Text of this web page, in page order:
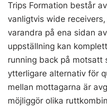
Trips Formation består
vanligtvis wide
varandra på ena sidan
uppställning kan
running back på motsatt
ytterligare alternativ för
mellan mottagarna är
möjliggör olika